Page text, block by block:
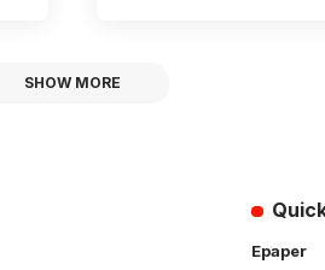
SHOW MORE
Epaper